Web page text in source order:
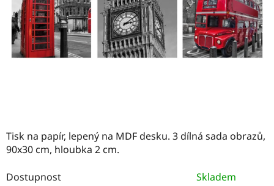
Tisk na papír, lepený na MDF desku. 3 dílná sada obrazů,
90x30 cm, hloubka 2 cm.
Dostupnost
Skladem